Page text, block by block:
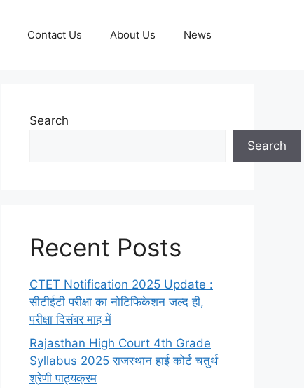
Contact Us About Us News
Search
Search
Recent Posts
CTET Notification 2025 Update :
सीटीईटी परीक्षा का नोटिफिकेशन जल्द ही,
परीक्षा दिसंबर माह में
Rajasthan High Court 4th Grade
Syllabus 2025 राजस्थान हाई कोर्ट चतुर्थ
श्रेणी पाठ्यक्रम